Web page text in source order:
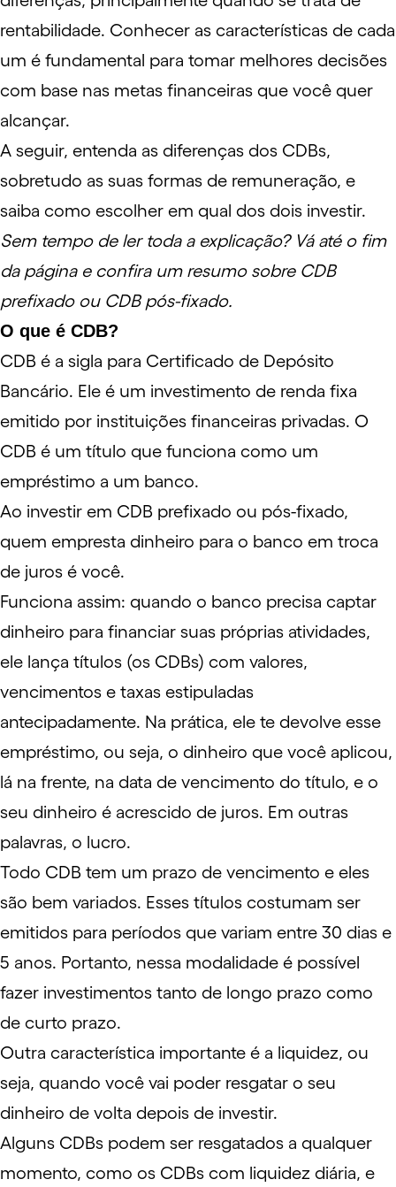
rentabilidade. Conhecer as características de cada
um é fundamental para tomar melhores decisões
com base nas metas financeiras que você quer
alcançar.
A seguir, entenda as diferenças dos CDBs,
sobretudo as suas formas de remuneração, e
saiba como escolher em qual dos dois investir.
Sem tempo de ler toda a explicação? Vá até o fim
da página e confira um resumo sobre CDB
prefixado ou CDB pós-fixado.
O que é CDB?
CDB é a sigla para Certificado de Depósito
Bancário. Ele é um investimento de renda fixa
emitido por instituições financeiras privadas. O
CDB é um título que funciona como um
empréstimo a um banco.
Ao investir em CDB prefixado ou pós-fixado,
quem empresta dinheiro para o banco em troca
de juros é você.
Funciona assim: quando o banco precisa captar
dinheiro para financiar suas próprias atividades,
ele lança títulos (os CDBs) com valores,
vencimentos e taxas estipuladas
antecipadamente. Na prática, ele te devolve esse
empréstimo, ou seja, o dinheiro que você aplicou,
lá na frente, na data de vencimento do título, e o
seu dinheiro é acrescido de juros. Em outras
palavras, o lucro.
Todo CDB tem um prazo de vencimento e eles
são bem variados. Esses títulos costumam ser
emitidos para períodos que variam entre 30 dias e
5 anos. Portanto, nessa modalidade é possível
fazer investimentos tanto de longo prazo como
de curto prazo.
Outra característica importante é a liquidez, ou
seja, quando você vai poder resgatar o seu
dinheiro de volta depois de investir.
Alguns CDBs podem ser resgatados a qualquer
momento, como os CDBs com liquidez diária, e